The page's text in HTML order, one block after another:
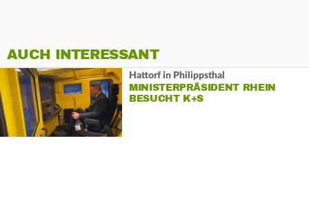
AUCH INTERESSANT
Hattorf in Philippsthal
MINISTERPRÄSIDENT RHEIN
BESUCHT K+S